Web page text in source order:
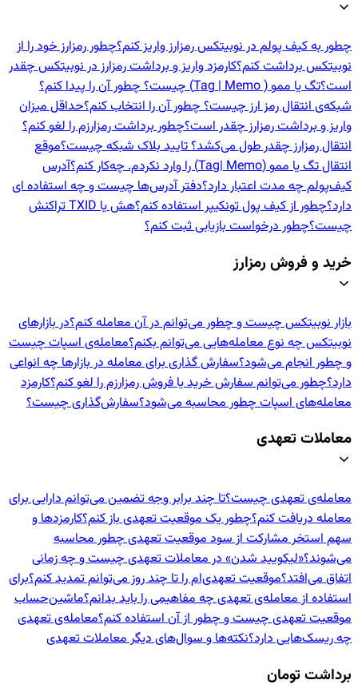
چطور به کیف پولم در نوبیتکس رمزارز واریز کنم؟چطور رمزارز خود را از
نوبیتکس برداشت کنم؟کارمزد واریز و برداشت رمزارز در نوبیتکس چقدر
است؟تگ یا ممو ( Tag | Memo) چیست؟ چطور آن را پیدا کنم؟
شبکه‌ی انتقال رمز ارز چیست؟ چطور آن را انتخاب کنم؟حداقل میزان
واریز و برداشت رمزارز چقدر است؟چطور برداشت رمزارزم را لغو کنم؟
انتقال رمزارز چقدر طول می‌کشد؟ تایید بلاک شبکه چیست؟موقع
انتقال تگ یا ممو (Tag| Memo) را وارد نکردم. چه‌کار کنم؟
آدرس
کیف‌پولم چه مدت اعتبار دارد؟دفتر آدرس‌ها چیست و چه استفاده ای
دارد؟چطور از کیف پول تونکیپر استفاده کنم؟
هش یا TXID تراکنش
چیست؟چطور درخواست بازیابی ثبت کنم؟
خرید و فروش رمزارز
بازار نوبیتکس چیست و چطور می‌توانم در آن معامله کنم؟در بازارهای
نوبیتکس چه نوع معامله‌هایی می‌توانم بکنم؟معامله‌ی اسپات چیست
و چطور انجام می‌شود؟سفارش گذاری برای معامله در بازارها چه انواعی
دارد؟چطور می‌توانم سفارش خرید یا فروش رمزارزم را لغو کنم؟کارمزد
معامله‌های اسپات چطور محاسبه می‌شود؟سفارش‌گذاری چیست؟
معاملات تعهدی
معامله‌ی تعهدی چیست؟تا چند برابر وجه تضمین می‌توانم دارایی برای
معامله دریافت کنم؟چطور یک موقعیت تعهدی باز کنم؟کارمزدها و
سهم استخر مشارکت از سود موقعیت تعهدی چطور محاسبه
می‌شوند؟«لیکویید شدن» در معاملات تعهدی چیست و چه زمانی
اتفاق می‌افتد؟موقعیت تعهدی‌ام را تا چند روز می‌توانم تمدید کنم؟برای
استفاده از معامله‌ی تعهدی چه مفاهیمی را باید بدانم؟ماشین‌حساب
موقعیت تعهدی چیست و چطور از آن استفاده کنم؟معامله‌ی تعهدی
چه ریسک‌هایی دارد؟نکته‌ها و سوال‌های دیگر معاملات تعهدی
برداشت تومان